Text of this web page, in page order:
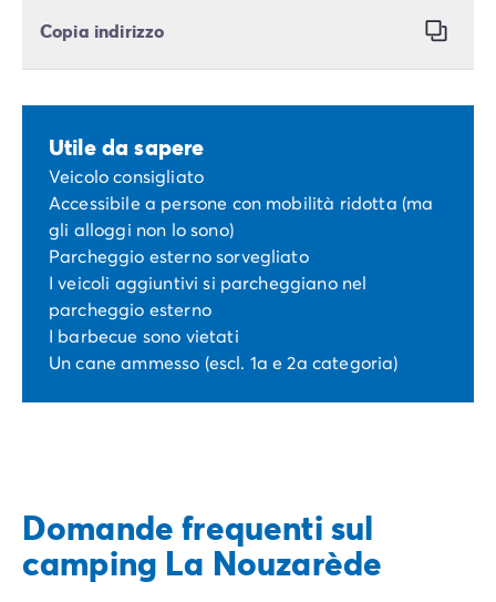
Copia indirizzo
Utile da sapere
Veicolo consigliato
Accessibile a persone con mobilità ridotta (ma
gli alloggi non lo sono)
Parcheggio esterno sorvegliato
I veicoli aggiuntivi si parcheggiano nel
parcheggio esterno
I barbecue sono vietati
Un cane ammesso (escl. 1a e 2a categoria)
Domande frequenti sul
camping La Nouzarède